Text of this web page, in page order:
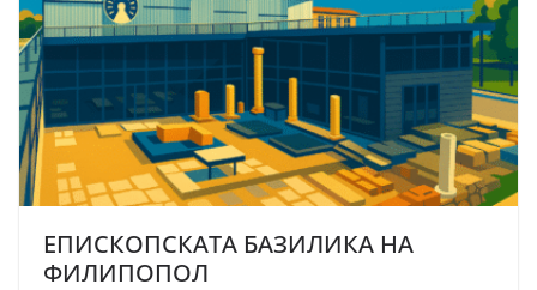
ЕПИСКОПСКАТА БАЗИЛИКА НА
ФИЛИПОПОЛ